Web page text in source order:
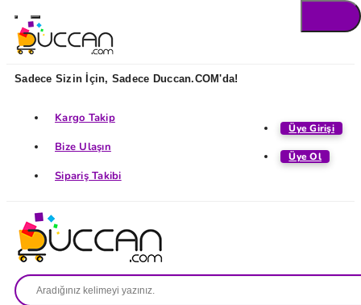
Sadece Sizin İçin, Sadece Duccan.COM'da!
Üye Girişi
Üye Ol
Kargo Takip
Bize Ulaşın
Sipariş Takibi